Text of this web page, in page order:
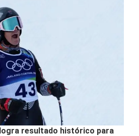
resultado histórico para